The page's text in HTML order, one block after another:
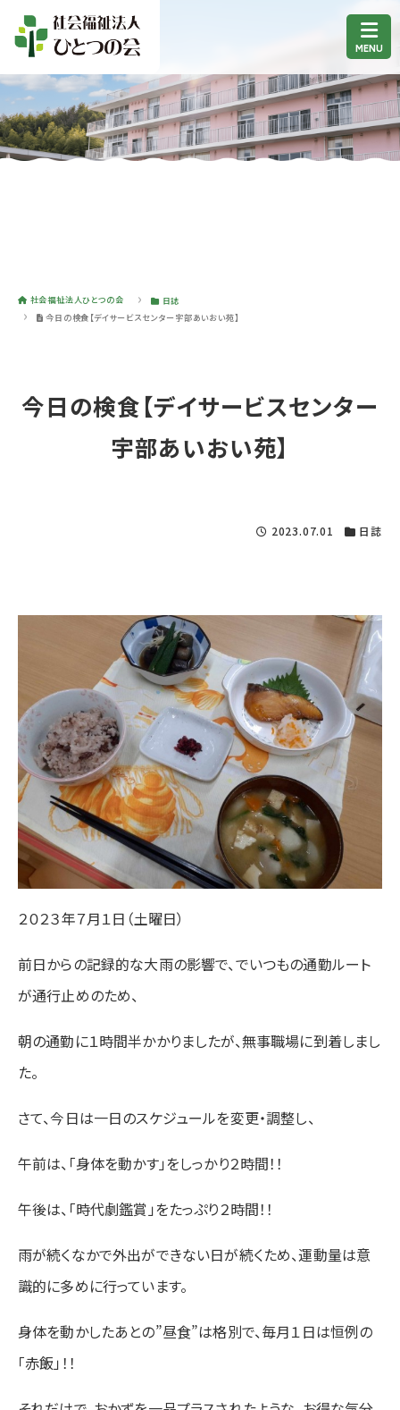
社会福祉法人ひとつの会
日誌
今日の検食【デイサービスセンター宇部あいおい苑】
今日の検食【デイサービスセンター
宇部あいおい苑】
2023.07.01 日誌
２０２３年７月１日（土曜日）
前日からの記録的な大雨の影響で、でいつもの通勤ルート
が通行止めのため、
朝の通勤に１時間半かかりましたが、無事職場に到着しまし
た。
さて、今日は一日のスケジュールを変更・調整し、
午前は、「身体を動かす」をしっかり２時間！！
午後は、「時代劇鑑賞」をたっぷり２時間！！
雨が続くなかで外出ができない日が続くため、運動量は意
識的に多めに行っています。
身体を動かしたあとの”昼食”は格別で、毎月１日は恒例の
「赤飯」！！